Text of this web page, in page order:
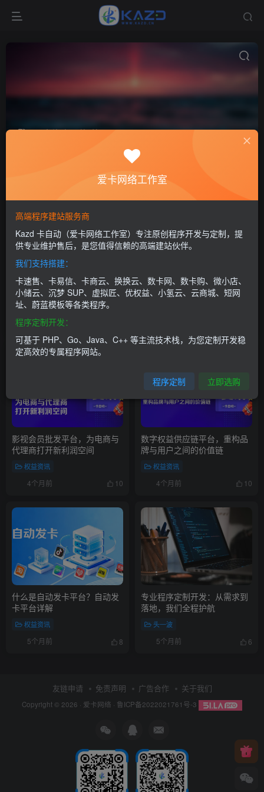
用户体验 共6篇
点赞 评论
选对数字权益采购方案，轻松
开启消费新体验
权益资讯
4个月前
API 接口充值平台，让数字权
益发放进入系统化时代
影视会员批发平台，为电商与
代理商打开新利润空间
权益资讯
4个月前 10
数字权益供应链平台，重构品
牌与用户之间的价值链
权益资讯
4个月前 10
什么是自动发卡平台？自动发
卡平台详解
权益资讯
5个月前 8
专业程序定制开发：从需求到
落地，我们全程护航
头一波
5个月前 6
友链申请 免责声明 广告合作 关于我们
Copyright © 2026 · 爱卡网络 · 鲁ICP备2022021761号-3
爱卡网络工作室
高端程序建站服务商
Kazd 卡自动（爱卡网络工作室）专注原创程序开发与定制，提
供专业维护售后，是您值得信赖的高端建站伙伴。
我们支持搭建：
卡速售、卡易信、卡商云、换换云、数卡网、数卡购、微小店、
小储云、沉梦 SUP、虚拟匠、优权益、小氢云、云商城、短网
址、蔚蓝模板等各类程序。
程序定制开发：
可基于 PHP、Go、Java、C++ 等主流技术栈，为您定制开发稳
定高效的专属程序网站。
程序定制 立即选购